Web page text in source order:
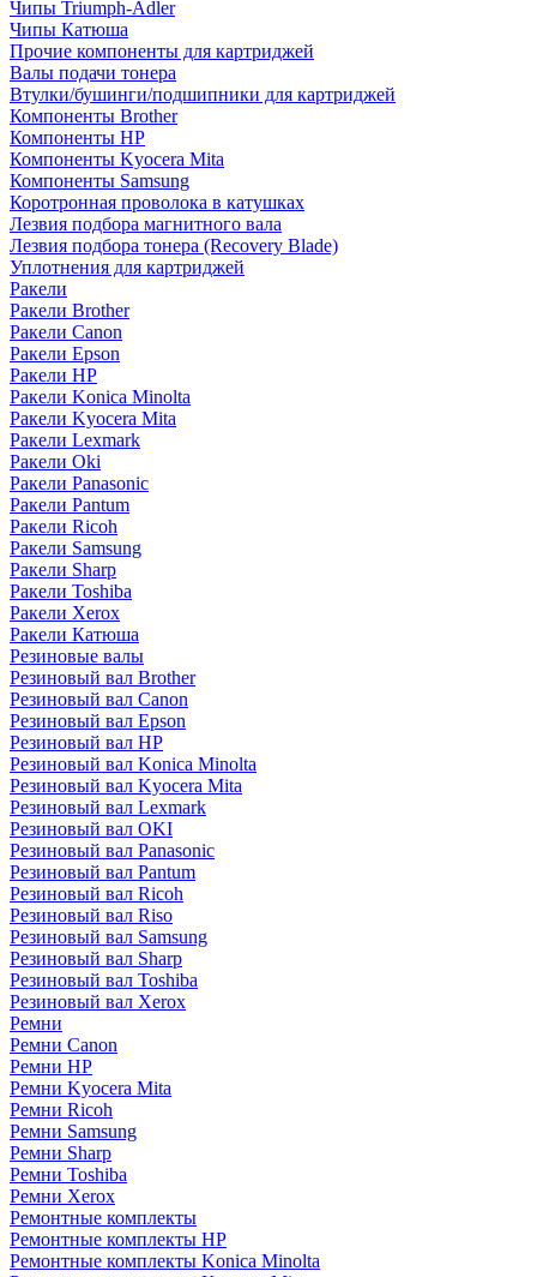
Чипы Triumph-Adler
Чипы Катюша
Прочие компоненты для картриджей
Валы подачи тонера
Втулки/бушинги/подшипники для картриджей
Компоненты Brother
Компоненты HP
Компоненты Kyocera Mita
Компоненты Samsung
Коротронная проволока в катушках
Лезвия подбора магнитного вала
Лезвия подбора тонера (Recovery Blade)
Уплотнения для картриджей
Ракели
Ракели Brother
Ракели Canon
Ракели Epson
Ракели HP
Ракели Konica Minolta
Ракели Kyocera Mita
Ракели Lexmark
Ракели Oki
Ракели Panasonic
Ракели Pantum
Ракели Ricoh
Ракели Samsung
Ракели Sharp
Ракели Toshiba
Ракели Xerox
Ракели Катюша
Резиновые валы
Резиновый вал Brother
Резиновый вал Canon
Резиновый вал Epson
Резиновый вал HP
Резиновый вал Konica Minolta
Резиновый вал Kyocera Mita
Резиновый вал Lexmark
Резиновый вал OKI
Резиновый вал Panasonic
Резиновый вал Pantum
Резиновый вал Ricoh
Резиновый вал Riso
Резиновый вал Samsung
Резиновый вал Sharp
Резиновый вал Toshiba
Резиновый вал Xerox
Ремни
Ремни Canon
Ремни HP
Ремни Kyocera Mita
Ремни Ricoh
Ремни Samsung
Ремни Sharp
Ремни Toshiba
Ремни Xerox
Ремонтные комплекты
Ремонтные комплекты HP
Ремонтные комплекты Konica Minolta